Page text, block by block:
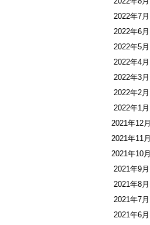
2022年7月
2022年6月
2022年5月
2022年4月
2022年3月
2022年2月
2022年1月
2021年12月
2021年11月
2021年10月
2021年9月
2021年8月
2021年7月
2021年6月